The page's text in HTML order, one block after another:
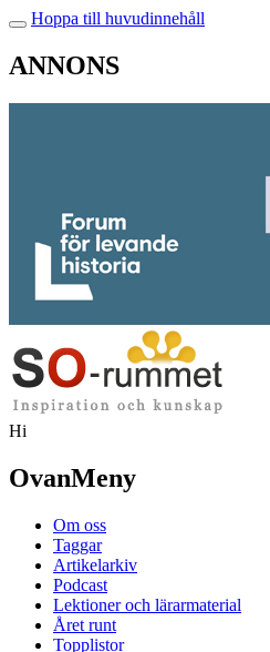
Hoppa till huvudinnehåll
ANNONS
Hi
OvanMeny
Om oss
Taggar
Artikelarkiv
Podcast
Lektioner och lärarmaterial
Året runt
Topplistor